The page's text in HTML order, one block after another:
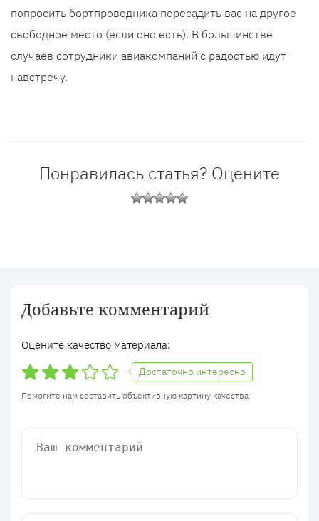
попросить бортпроводника пересадить вас на другое
свободное место (если оно есть). В большинстве
случаев сотрудники авиакомпаний с радостью идут
навстречу.
Понравилась статья? Оцените
Добавьте комментарий
Оцените качество материала:
Достаточно интересно
Помогите нам составить объективную картину качества